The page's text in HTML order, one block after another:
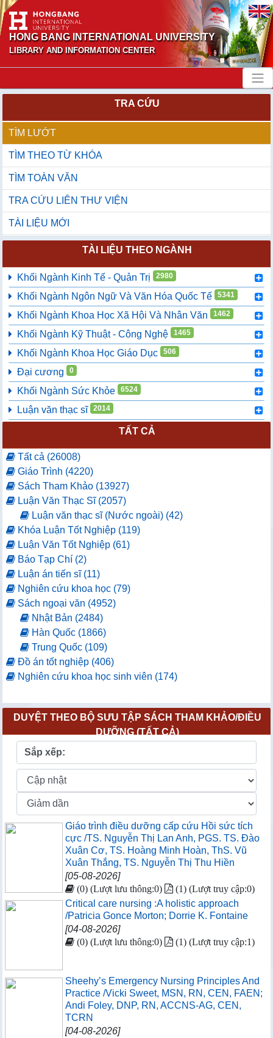
HONG BANG INTERNATIONAL UNIVERSITY
LIBRARY AND INFORMATION CENTER
TRA CỨU
TÌM LƯỚT
TÌM THEO TỪ KHÓA
TÌM TOÀN VĂN
TRA CỨU LIÊN THƯ VIỆN
TÀI LIỆU MỚI
TÀI LIỆU THEO NGÀNH
Khối Ngành Kinh Tế - Quản Trị 2980
Khối Ngành Ngôn Ngữ Và Văn Hóa Quốc Tế 5341
Khối Ngành Khoa Học Xã Hội Và Nhân Văn 1462
Khối Ngành Kỹ Thuật - Công Nghệ 1465
Khối Ngành Khoa Học Giáo Dục 506
Đại cương 0
Khối Ngành Sức Khỏe 6524
Luận văn thạc sĩ 2014
TẤT CẢ
Tất cả (26008)
Giáo Trình (4220)
Sách Tham Khảo (13927)
Luận Văn Thạc Sĩ (2057)
Luận văn thạc sĩ (Nước ngoài) (42)
Khóa Luận Tốt Nghiệp (119)
Luận Văn Tốt Nghiệp (61)
Báo Tạp Chí (2)
Luận án tiến sĩ (11)
Nghiên cứu khoa học (79)
Sách ngoại văn (4952)
Nhật Bản (2484)
Hàn Quốc (1866)
Trung Quốc (109)
Đồ án tốt nghiệp (406)
Nghiên cứu khoa học sinh viên (174)
DUYỆT THEO BỘ SƯU TẬP SÁCH THAM KHẢO/ĐIỀU
DƯỠNG (TẤT CẢ)
Sắp xếp:
Giáo trình điều dưỡng cấp cứu Hồi sức tích
cực /TS. Nguyễn Thị Lan Anh, PGS. TS. Đào
Xuân Cơ, TS. Hoàng Minh Hoàn, ThS. Vũ
Xuân Thắng, TS. Nguyễn Thị Thu Hiền
[05-08-2026]
(0) (Lượt lưu thông:0) (1) (Lượt truy cập:0)
Critical care nursing :A holistic approach
/Patricia Gonce Morton; Dorrie K. Fontaine
[04-08-2026]
(0) (Lượt lưu thông:0) (1) (Lượt truy cập:1)
Sheehy’s Emergency Nursing Principles And
Practice /Vicki Sweet, MSN, RN, CEN, FAEN;
Andi Foley, DNP, RN, ACCNS-AG, CEN,
TCRN
[04-08-2026]